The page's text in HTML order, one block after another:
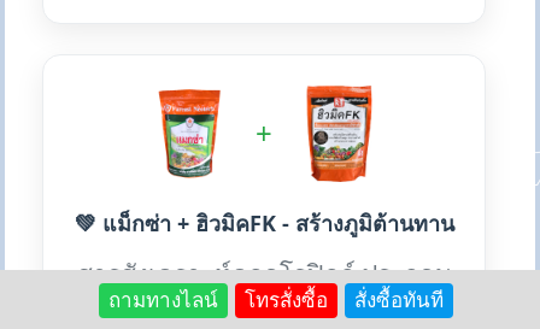
+
💚 แม็กซ่า + ฮิวมิคFK - สร้างภูมิต้านทาน
สารสังเคราะห์คลอโรฟิลล์ ประกอบ
ด้วยแมกนีเซียม ซิงค์ เร่งเขียว สร้าง
ถามทางไลน์ โทรสั่งซื้อ สั่งซื้อทันที